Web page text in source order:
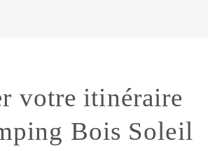
votre itinéraire
Bois Soleil